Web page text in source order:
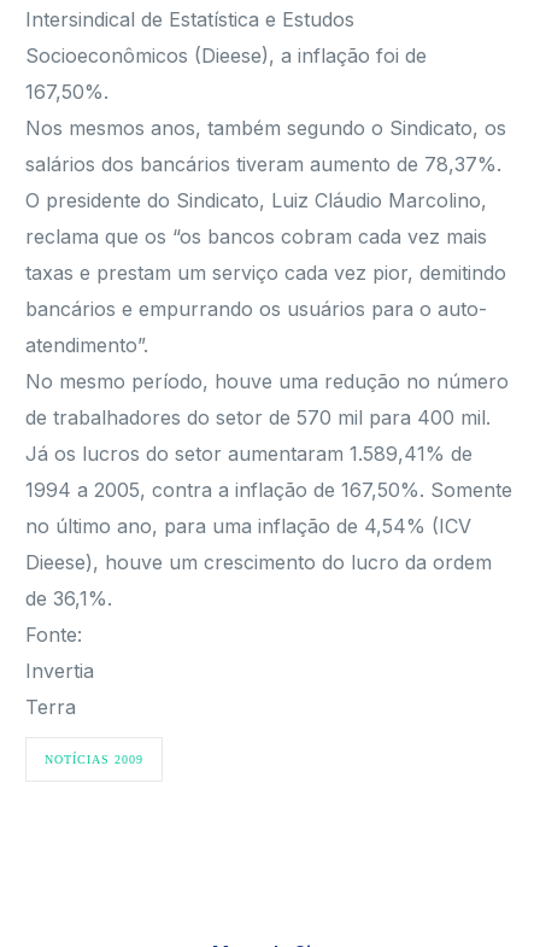
Intersindical de Estatística e Estudos
Socioeconômicos (Dieese), a inflação foi de
167,50%.
Nos mesmos anos, também segundo o Sindicato, os
salários dos bancários tiveram aumento de 78,37%.
O presidente do Sindicato, Luiz Cláudio Marcolino,
reclama que os “os bancos cobram cada vez mais
taxas e prestam um serviço cada vez pior, demitindo
bancários e empurrando os usuários para o auto-
atendimento”.
No mesmo período, houve uma redução no número
de trabalhadores do setor de 570 mil para 400 mil.
Já os lucros do setor aumentaram 1.589,41% de
1994 a 2005, contra a inflação de 167,50%. Somente
no último ano, para uma inflação de 4,54% (ICV
Dieese), houve um crescimento do lucro da ordem
de 36,1%.
Fonte:
Invertia
Terra
NOTÍCIAS 2009